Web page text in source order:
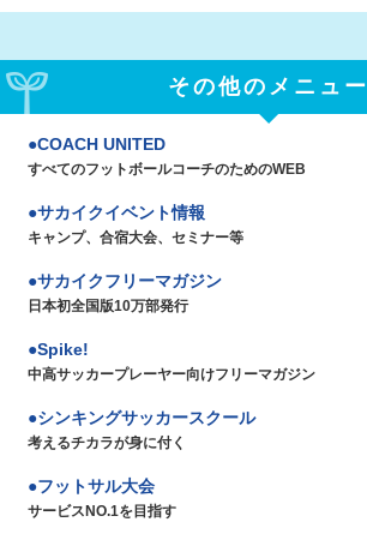
その他のメニュー
COACH UNITED
すべてのフットボールコーチのためのWEB
サカイクイベント情報
キャンプ、合宿大会、セミナー等
サカイクフリーマガジン
日本初全国版10万部発行
Spike!
中高サッカープレーヤー向けフリーマガジン
シンキングサッカースクール
考えるチカラが身に付く
フットサル大会
サービスNO.1を目指す